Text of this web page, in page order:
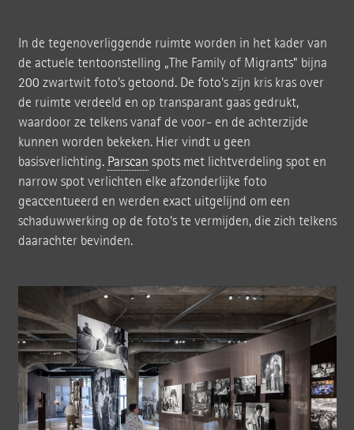
In de tegenoverliggende ruimte worden in het kader van
de actuele tentoonstelling „The Family of Migrants” bijna
200 zwartwit foto's getoond. De foto's zijn kris kras over
de ruimte verdeeld en op transparant gaas gedrukt,
waardoor ze telkens vanaf de voor- en de achterzijde
kunnen worden bekeken. Hier vindt u geen
basisverlichting. Parscan spots met lichtverdeling spot en
narrow spot verlichten elke afzonderlijke foto
geaccentueerd en werden exact uitgelijnd om een
schaduwwerking op de foto's te vermijden, die zich telkens
daarachter bevinden.